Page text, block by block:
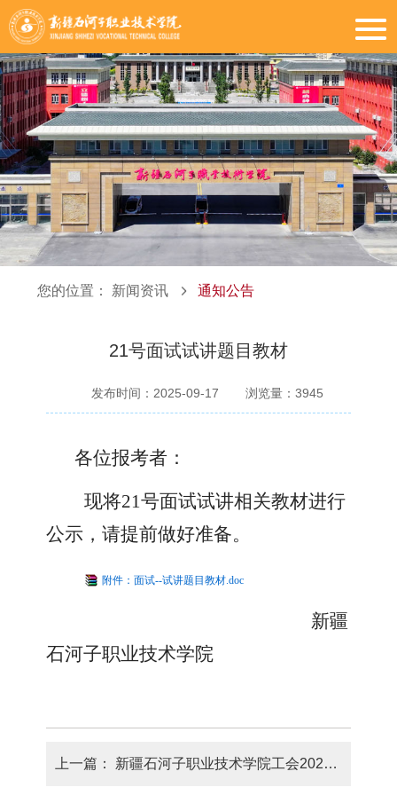
您的位置： 新闻资讯 通知公告
21号面试试讲题目教材
发布时间：2025-09-17 浏览量： 3945
各位报考者：
现将21号面试试讲相关教材进行
公示，请提前做好准备。
附件：面试--试讲题目教材.doc
新疆
石河子职业技术学院
上一篇： 新疆石河子职业技术学院工会2025年—2026年蛋糕等烘焙食品供应商遴选公告